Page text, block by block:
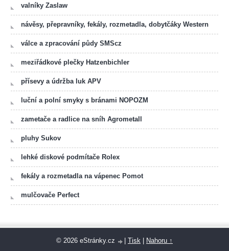
valníky Zaslaw
návěsy, přepravníky, fekály, rozmetadla, dobytčáky Western
válce a zpracování půdy SMScz
meziřádkové plečky Hatzenbichler
přísevy a údržba luk APV
luční a polní smyky s bránami NOPOZM
zametače a radlice na sníh Agrometall
pluhy Sukov
lehké diskové podmítače Rolex
fekály a rozmetadla na vápenec Pomot
mulčovače Perfect
© 2026 eStránky.cz Tisk Nahoru ↑